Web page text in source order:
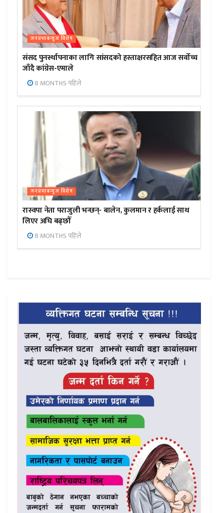
जनप्रभाबन्युज विशेष
संसद पुनर्स्थापनाका लागि सांसदको हस्ताक्षरसहित आज सर्वोच्च
जाँदै कांग्रेस-एमाले
8 MONTHS पहिले
जनप्रभाबन्युज विशेष
रास्वपा नेता पराजुली भन्छन्- बालेन, कुलमान र हर्कलाई साथ
लिएर अघि बढ्छौँ
8 MONTHS पहिले